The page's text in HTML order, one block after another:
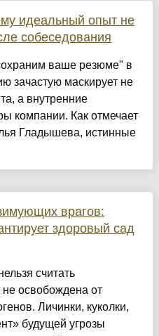
идеальный опыт не
собеседования
ваше резюме" в
зачастую маскирует не
а внутренние
компании. Как отмечает
Гладышева, истинные
врагов:
здоровый сад
считать
освобождена от
Личинки, куколки,
будущей угрозы